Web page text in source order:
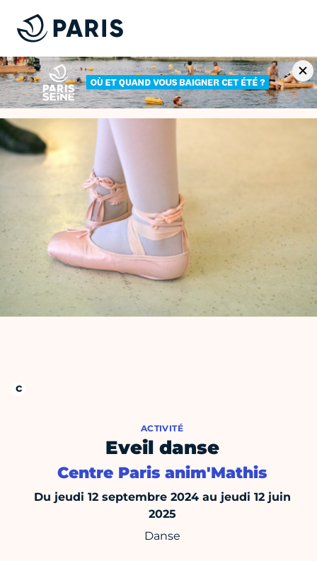
ACTIVITÉ
Eveil danse
Centre Paris anim'Mathis
Du jeudi 12 septembre 2024 au jeudi 12 juin
2025
Danse